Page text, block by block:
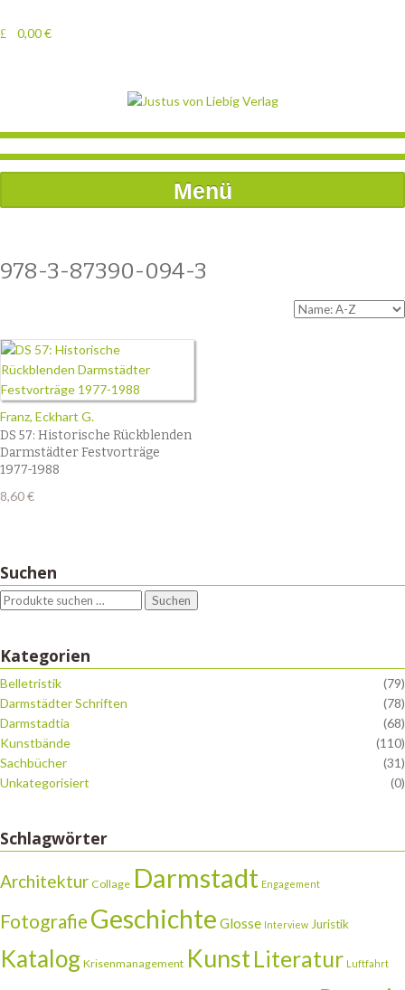
0,00€
Menü
978-3-87390-094-3
Franz, Eckhart G.
DS 57: Historische Rückblenden
Darmstädter Festvorträge
1977-1988
8,60€
Suchen
Suchen
Kategorien
Belletristik
(79)
Darmstädter Schriften
(78)
Darmstadtia
(68)
Kunstbände
(110)
Sachbücher
(31)
Unkategorisiert
(0)
Schlagwörter
Architektur Collage Darmstadt Engagement
Fotografie Geschichte Glosse Interview Juristik
Katalog Krisenmanagement KunstLiteratur Luftfahrt